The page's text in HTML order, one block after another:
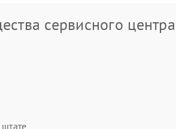
сервисного центра